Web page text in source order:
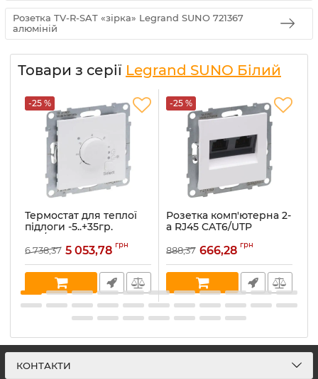
Розетка TV-R-SAT «зірка» Legrand SUNO 721367
алюміній
Товари з серії Legrand SUNO Білий
-25 %
Термостат для теплої
підлоги -5..+35гр.
16А/230VA Legrand
SUNO 721137 білий
Артикул:721137
В наявності:
6 738,37 5 053,78 грн
-25 %
Розетка комп'ютерна 2-
а RJ45 CAT6/UTP
білий
Артикул:721153
В наявності:
888,37 666,28 грн
КОНТАКТИ